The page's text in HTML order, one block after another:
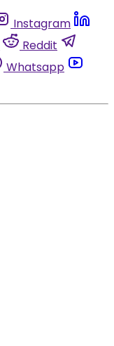
Instagram
Reddit
Whatsapp